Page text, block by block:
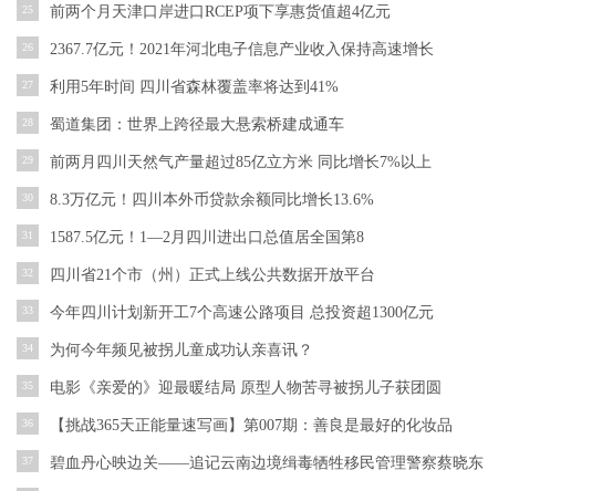
25 前两个月天津口岸进口RCEP项下享惠货值超4亿元
26 2367.7亿元！2021年河北电子信息产业收入保持高速增长
27 利用5年时间 四川省森林覆盖率将达到41%
28 蜀道集团：世界上跨径最大悬索桥建成通车
29 前两月四川天然气产量超过85亿立方米 同比增长7%以上
30 8.3万亿元！四川本外币贷款余额同比增长13.6%
31 1587.5亿元！1—2月四川进出口总值居全国第8
32 四川省21个市（州）正式上线公共数据开放平台
33 今年四川计划新开工7个高速公路项目 总投资超1300亿元
34 为何今年频见被拐儿童成功认亲喜讯？
35 电影《亲爱的》迎最暖结局 原型人物苦寻被拐儿子获团圆
36 【挑战365天正能量速写画】第007期：善良是最好的化妆品
37 碧血丹心映边关——追记云南边境缉毒牺牲移民管理警察蔡晓东